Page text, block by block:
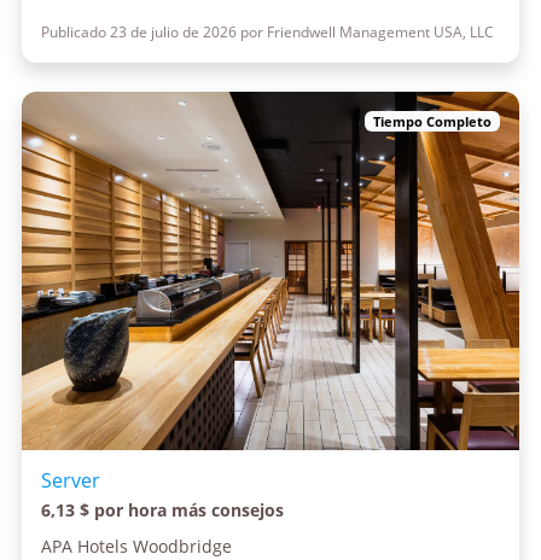
Publicado 23 de julio de 2026 por Friendwell Management USA, LLC
Tiempo Completo
Server
6,13 $ por hora más consejos
APA Hotels Woodbridge